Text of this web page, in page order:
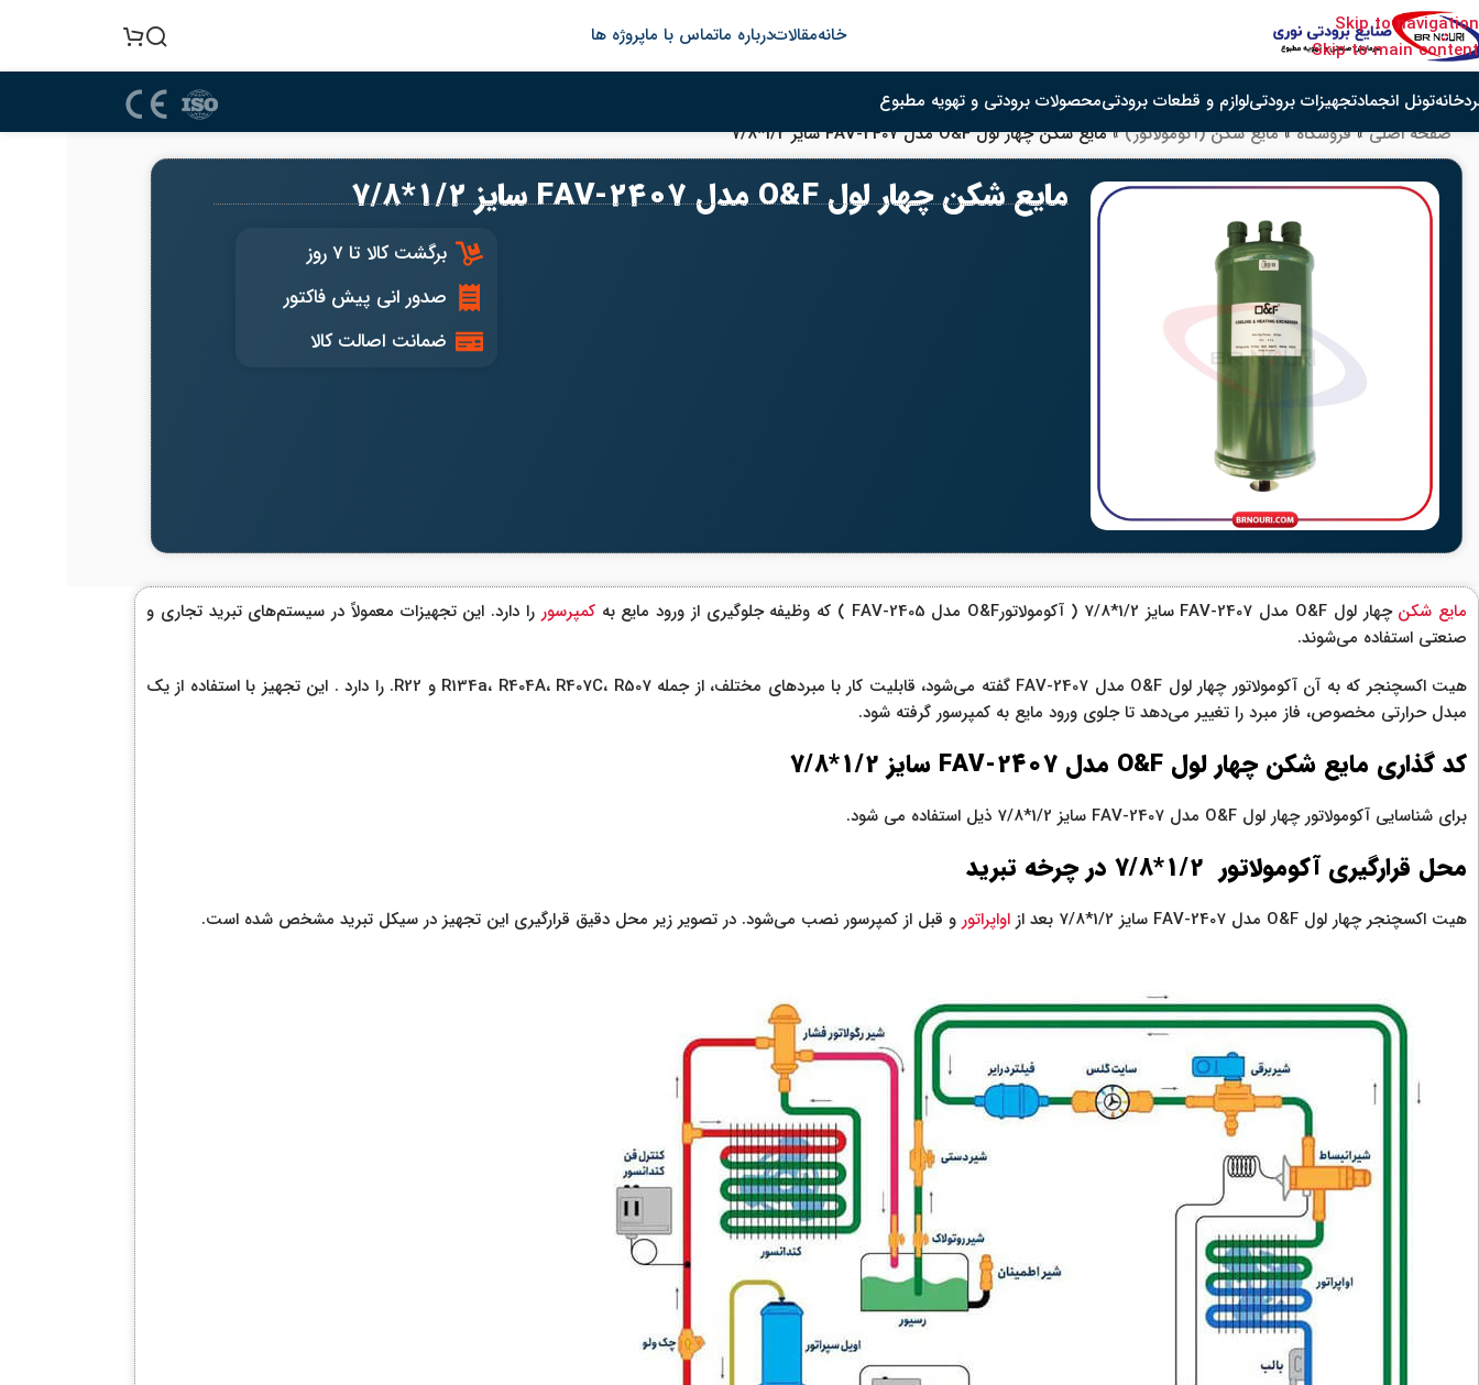
Skip to navigation
Skip to main content
خانهمقالاتدرباره ماتماس با ماپروژه ها
تونل انجمادتجهیزات برودتیلوازم و قطعات برودتیمحصولات برودتی و تهویه مطبوع
صفحه اصلی»فروشگاه»مایع شکن (آکومولاتور)»مایع شکن چهار لول O&F مدل FAV-2407 سایز 1/2*7/8
مایع شکن چهار لول O&F مدل FAV-2407 سایز 1/2*7/8
برگشت کالا تا 7 روز
صدور انی پیش فاکتور
ضمانت اصالت کالا
مایع شکن چهار لول O&F مدل FAV-2407 سایز 1/2*7/8 ( آکومولاتورO&F مدل FAV-2405 ) که وظیفه جلوگیری از ورود مایع به کمپرسور را دارد. این تجهیزات معمولاً در سیستم‌های تبرید تجاری و
صنعتی استفاده می‌شوند.
هیت اکسچنجر که به آن آکومولاتور چهار لول O&F مدل FAV-2407 گفته می‌شود، قابلیت کار با مبردهای مختلف، از جمله R134a، R404A، R407C، R507 و R22. را دارد . این تجهیز با استفاده از یک
مبدل حرارتی مخصوص، فاز مبرد را تغییر می‌دهد تا جلوی ورود مایع به کمپرسور گرفته شود.
کد گذاری مایع شکن چهار لول O&F مدل FAV-2407 سایز 1/2*7/8
برای شناسایی آکومولاتور چهار لول O&F مدل FAV-2407 سایز 1/2*7/8 ذیل استفاده می شود.
محل قرارگیری آکومولاتور 1/2*7/8 در چرخه تبرید
هیت اکسچنجر چهار لول O&F مدل FAV-2407 سایز 1/2*7/8 بعد از اواپراتور و قبل از کمپرسور نصب می‌شود. در تصویر زیر محل دقیق قرارگیری این تجهیز در سیکل تبرید مشخص شده است.